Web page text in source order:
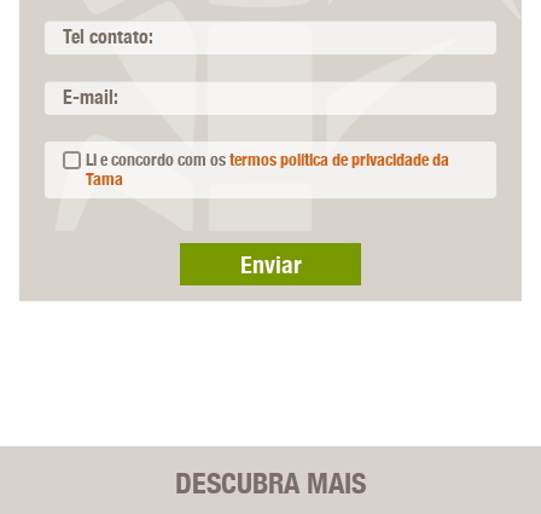
Tel contato:
E-mail:
Li e concordo com ostermos política de privacidade da
Tama
Enviar
DESCUBRA MAIS